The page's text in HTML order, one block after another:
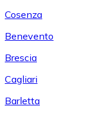
Cosenza
Benevento
Brescia
Cagliari
Barletta